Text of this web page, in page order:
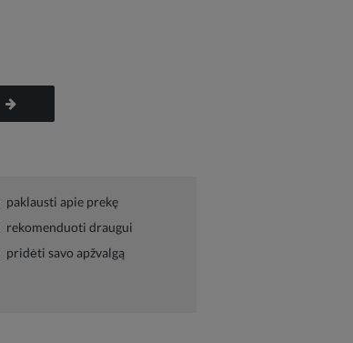
paklausti apie prekę
rekomenduoti draugui
pridėti savo apžvalgą